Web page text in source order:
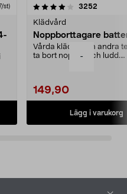
-
st) 3252
Klädvård
Noppborttagare
Vårda kläder och andra
ta bort noppor och ludd.
149,90
Lägg i varukorg
4.5av 5 stjärnor